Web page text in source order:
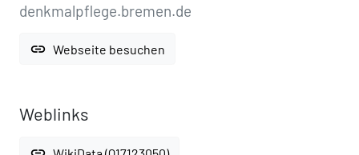
denkmalpflege.bremen.de
link Webseite besuchen
Weblinks